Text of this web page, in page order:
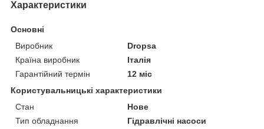
Характеристики
Основні
Виробник
Dropsa
Країна виробник
Італія
Гарантійний термін
12 міс
Користувальницькі характеристики
Стан
Нове
Тип обладнання
Гідравлічні насоси